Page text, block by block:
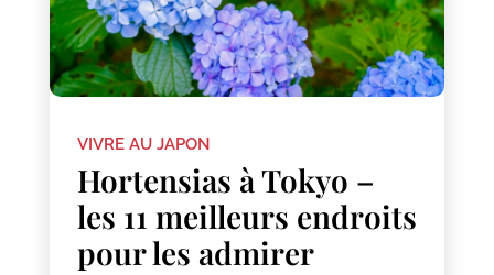
VIVRE AU JAPON
Hortensias à Tokyo –
les 11 meilleurs endroits
pour les admirer